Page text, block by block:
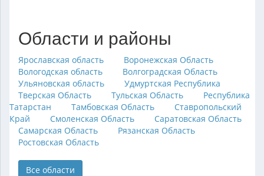
Области и районы
Ярославская область
Воронежская Область
Вологодская область
Волгоградская Область
Ульяновская область
Удмуртская Республика
Тверская Область
Тульская Область
Республика
Татарстан
Тамбовская Область
Ставропольский
Край
Смоленская Область
Саратовская Область
Самарская Область
Рязанская Область
Ростовская Область
Все области